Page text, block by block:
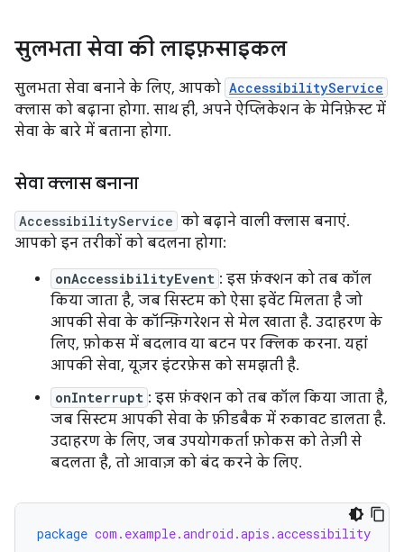
सुलभता सेवा की लाइफ़साइकल
सुलभता सेवा बनाने के लिए, आपको AccessibilityService
क्लास को बढ़ाना होगा. साथ ही, अपने ऐप्लिकेशन के मेनिफ़ेस्ट में
सेवा के बारे में बताना होगा.
सेवा क्लास बनाना
AccessibilityService को बढ़ाने वाली क्लास बनाएं.
आपको इन तरीकों को बदलना होगा:
onAccessibilityEvent : इस फ़ंक्शन को तब कॉल
किया जाता है, जब सिस्टम को ऐसा इवेंट मिलता है जो
आपकी सेवा के कॉन्फ़िगरेशन से मेल खाता है. उदाहरण के
लिए, फ़ोकस में बदलाव या बटन पर क्लिक करना. यहां
आपकी सेवा, यूज़र इंटरफ़ेस को समझती है.
onInterrupt : इस फ़ंक्शन को तब कॉल किया जाता है,
जब सिस्टम आपकी सेवा के फ़ीडबैक में रुकावट डालता है.
उदाहरण के लिए, जब उपयोगकर्ता फ़ोकस को तेज़ी से
बदलता है, तो आवाज़ को बंद करने के लिए.
package com.example.android.apis.accessibility